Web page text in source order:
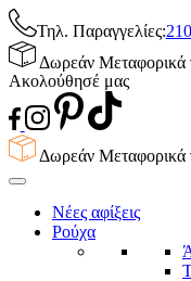
Τηλ. Παραγγελίες:
Δωρεάν Μεταφορικά
Ακολούθησέ μας
Δωρεάν Μεταφορικά
Νέες αφίξεις
Ρούχα